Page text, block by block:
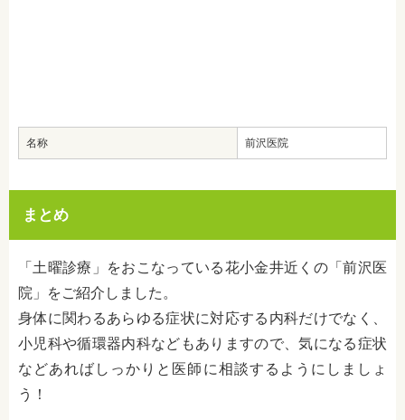
名称 前沢医院
まとめ
「土曜診療」をおこなっている花小金井近くの「前沢医
院」をご紹介しました。
身体に関わるあらゆる症状に対応する内科だけでなく、
小児科や循環器内科などもありますので、気になる症状
などあればしっかりと医師に相談するようにしましょ
う！